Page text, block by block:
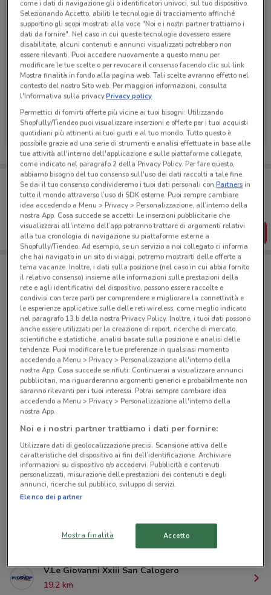
Proshop
Scade venerdì 119 m
Porta DoveConviene sempre con te!
Puoi trovare le migliori offerte dei negozi vicino a te,
salvarle e creare la tua lista del risparmio, comodamente
dal tuo cellulare.
SCARICA L’APP
Negozi Proshop a Gioia Tauro
© MapTiler © OpenStreetMap contributors
Via Giuseppe Lomoro, 37 Gioia Tauro
119 m
8.7 km
Corso Vittorio Emanuele, 90 Sinopoli
18.2 km
Via Aspromonte, 10 Sant'eufemia D'aspromonte
18.4 km
V.Le Giovanni Xxiii San Calogero
19.2 km
come i dati di navigazione gli o identificatori univoci, sul tuo dispositivo.
Selezionando Accetto, abiliti le tecnologie di tracciamento affinché
supportino gli scopi mostrati alla voce "Noi e i nostri partner trattiamo i
dati da fornire". Nel caso in cui queste tecnologie dovessero essere
disabilitate, alcuni contenuti e annunci visualizzati potrebbero non
essere rilevanti. Puoi accedere nuovamente a questo menu per
modificare le tue scelte o per revocare il consenso facendo clic sul link
Mostra finalità in fondo alla pagina web. Tali scelte avranno effetto nel
contesto del nostro Sito web. Per maggiori informazioni, consulta
l'Informativa sulla privacy.Privacy policy
Permettici di fornirti offerte più vicine ai tuoi bisogni: Utilizzando
Shopfully/Tiendeo puoi visualizzare inserzioni e offerte per i tuoi acquisti
quotidiani più attinenti ai tuoi gusti e al tuo mondo. Tutto questo è
possibile grazie ad una serie di strumenti e analisi effettuate in base alle
tue attività all'interno dell'applicazione e sulle piattaforme collegate,
come indicato nel paragrafo 2 della Privacy Policy. Per fare questo,
abbiamo bisogno del tuo consenso sull'uso dei dati raccolti a tale fine.
Se dai il tuo consenso condivideremo i tuoi dati personali conPartnersin
tutto il mondo attraverso l’uso di SDK esterne. Puoi sempre cambiare
idea accedendo a Menu > Privacy > Personalizzazione, all’interno della
nostra App. Cosa succede se accetti: Le inserzioni pubblicitarie che
visualizzerai all'interno dell’app potranno trattare di argomenti relativi
alla tua cronologia di navigazione su piattaforme esterne a
Shopfully/Tiendeo. Ad esempio, se un servizio a noi collegato ci informa
che hai navigato in un sito di viaggi, potremo mostrarti delle offerte a
tema vacanze. Inoltre, i dati sulla posizione (nel caso in cui abbia fornito
il relativo consenso) insieme alle informazioni sulle prestazioni della
rete e agli identificativi del dispositivo, possono essere raccolte e
condivisi con terze parti per comprendere e migliorare la connettività e
le esperienze applicative sulle delle reti wireless, come meglio indicato
nel paragrafo 13.b della nostra Privacy Policy. Inoltre, i tuoi dati possono
anche essere utilizzati per la creazione di report, ricerche di mercato,
scientifiche e statistiche, analisi basate sulla posizione e analisi delle
tendenze. Puoi modificare le tue preferenze in qualsiasi momento
accedendo a Menu > Privacy > Personalizzazione all'interno della
nostra App. Cosa succede se rifiuti: Continuerai a visualizzare annunci
pubblicitari, ma riguarderanno argomenti generici e probabilmente non
saranno rilevanti per i tuoi interessi. Potrai sempre cambiare idea
accedendo a Menu > Privacy > Personalizzazione all'interno della
nostra App.
Noi e i nostri partner trattiamo i dati per fornire:
Utilizzare dati di geolocalizzazione precisi. Scansione attiva delle
caratteristiche del dispositivo ai fini dell’identificazione. Archiviare
informazioni su dispositivo e/o accedervi. Pubblicità e contenuti
personalizzati, misurazione delle prestazioni dei contenuti e degli
annunci, ricerche sul pubblico, sviluppo di servizi.
Elenco dei partner
Mostra finalità Accetto